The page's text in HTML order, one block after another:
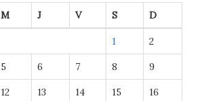
M J V S D
1 2
5 6 7 8 9
12 13 14 15 16